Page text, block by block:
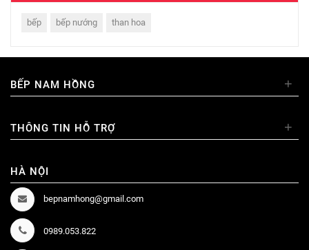
bếp bếp nướng than hoa
BẾP NAM HỒNG +
THÔNG TIN HỖ TRỢ +
HÀ NỘI
bepnamhong@gmail.com
0989.053.822